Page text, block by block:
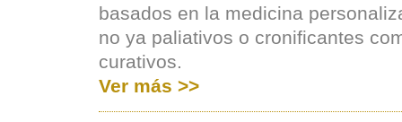
basados en la medicina
no ya paliativos o cronificantes
curativos.
Ver más >>